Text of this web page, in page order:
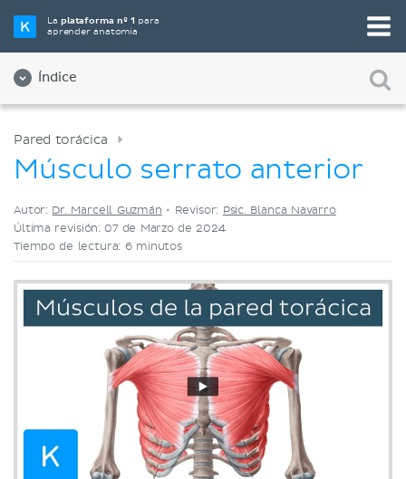
Laplataforma nº 1 para
aprender anatomía
Índice
Elige tu herramienta de estudio favorita
Videos
Pared torácica
Músculo serrato anterior
Autor: Dr. Marcell Guzmán • Revisor: Psic. Blanca Navarro
Última revisión: 07 de Marzo de 2024
Tiempo de lectura: 6 minutos